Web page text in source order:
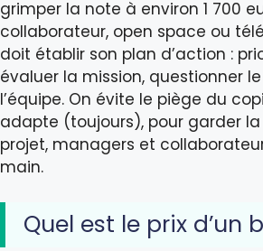
grimper la note à environ 1 700
collaborateur, open space ou
doit établir son plan d’action :
évaluer la mission, questionner
l’équipe. On évite le piège du
adapte (toujours), pour garder
projet, managers et
main.
Quel est le prix d’un